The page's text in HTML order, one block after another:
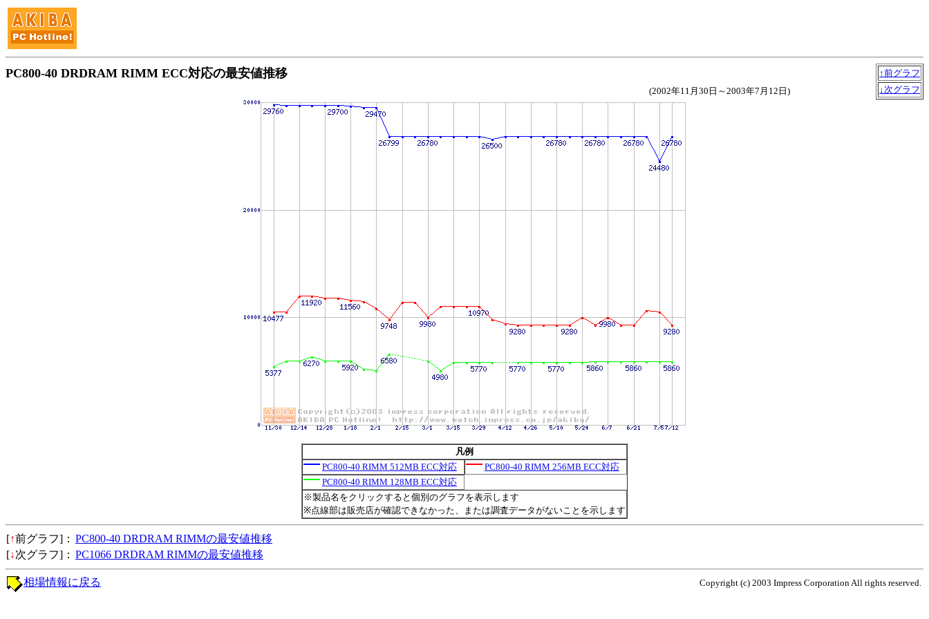
PC800-40 DRDRAM RIMM ECC対応の最安値推移
↑前グラフ
↓次グラフ
(2002年11月30日～2003年7月12日)
凡例
PC800-40 RIMM 512MB ECC対応
PC800-40 RIMM 256MB ECC対応
PC800-40 RIMM 128MB ECC対応
※製品名をクリックすると個別のグラフを表示します
※点線部は販売店が確認できなかった、または調査データがないことを示します
[↑前グラフ]： PC800-40 DRDRAM RIMMの最安値推移
[↓次グラフ]： PC1066 DRDRAM RIMMの最安値推移
Copyright (c) 2003 Impress Corporation All rights reserved.
相場情報に戻る